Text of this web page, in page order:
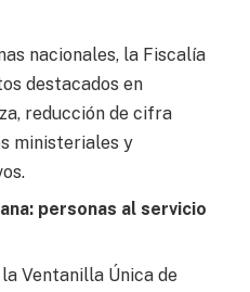
nacionales, la Fiscalía
destacados en
reducción de cifra
ministeriales y
personas al servicio
Ventanilla Única de